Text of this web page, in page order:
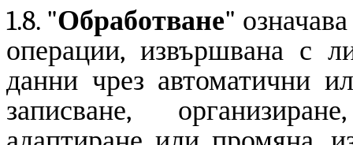
1.8. "Обработване"
операции, извършвана с
данни чрез автоматични
записване,